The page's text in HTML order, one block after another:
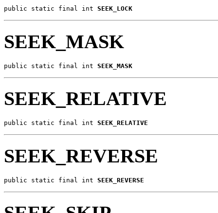
public static final int SEEK_LOCK
SEEK_MASK
public static final int SEEK_MASK
SEEK_RELATIVE
public static final int SEEK_RELATIVE
SEEK_REVERSE
public static final int SEEK_REVERSE